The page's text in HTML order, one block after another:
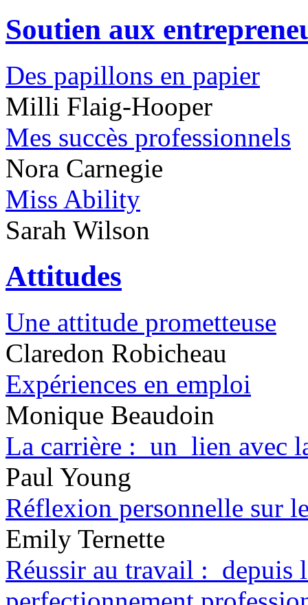
Soutien aux
Des papillons en papier
Milli Flaig-Hooper
Mes succès professionnels
Nora Carnegie
Miss Ability
Sarah Wilson
Attitudes
Une attitude prometteuse
Claredon Robicheau
Expériences en emploi
Monique Beaudoin
La carrière : un lien avec
Paul Young
Réflexion personnelle sur
Emily Ternette
Réussir au travail : depuis